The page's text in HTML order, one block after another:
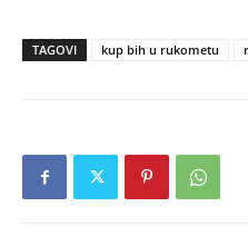
TAGOVI kup bih u rukometu